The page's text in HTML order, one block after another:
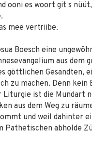
ooni es woort git s
mee vertriibe.
Boesch eine
aus dem
göttlichen Gesandten,
zu machen. Denn kein
Liturgie ist die Mundart
aus dem Weg zu
und weil dahinter
Pathetischen abholde